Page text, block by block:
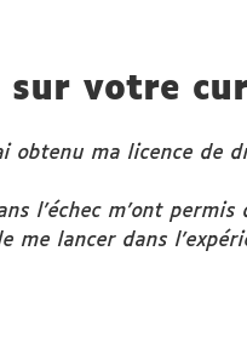
sur votre
obtenu ma licence de
l’échec m’ont
lancer dans